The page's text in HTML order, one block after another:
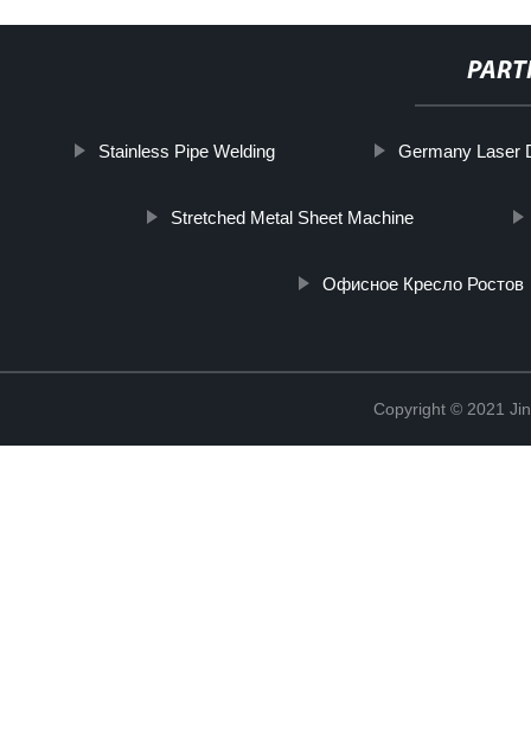
Stainless Pipe Welding Germany Laser
Stretched Metal Sheet Machine
Офисное Кресло Ростов
Copyright © 2021